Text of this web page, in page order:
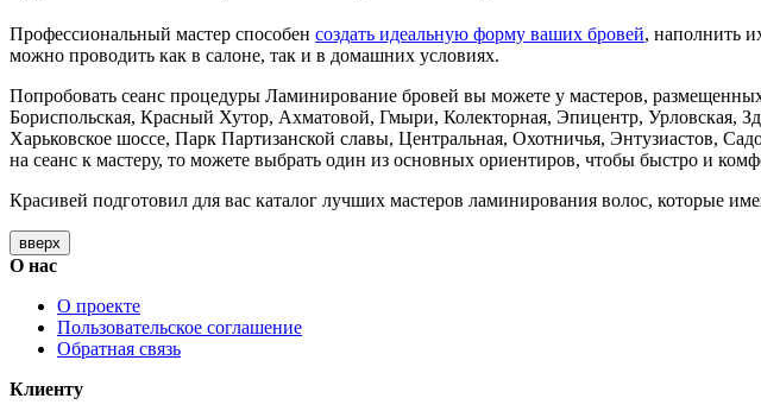
Профессиональный мастер способен создать идеальную форму ваших бровей, наполнить
можно проводить как в салоне, так и в домашних условиях.
Попробовать сеанс процедуры Ламинирование бровей вы можете у мастеров,
Бориспольская, Красный Хутор, Ахматовой, Гмыри, Колекторная, Эпицентр, Урловская,
Харьковское шоссе, Парк Партизанской славы, Центральная, Охотничья, Энтузиастов,
на сеанс к мастеру, то можете выбрать один из основных ориентиров, чтобы быстро и
Красивей подготовил для вас каталог лучших мастеров ламинирования волос, которые
вверх
О нас
О проекте
Пользовательское соглашение
Обратная связь
Клиенту